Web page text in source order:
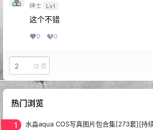
绅士 Lv1
这个不错
0 0
/2 页
热门浏览
1 水淼aqua COS写真图片包合集[273套][持